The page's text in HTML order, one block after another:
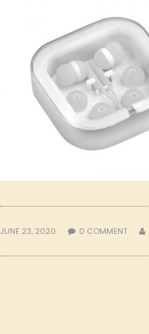
JUNE 23, 2020 0 COMMENT